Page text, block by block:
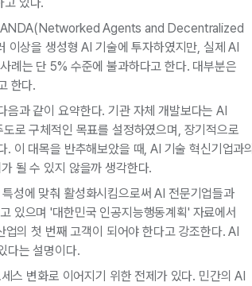
Agents and Decentralized
상을 생성형 AI 기술에 투자하였지만, 실제 AI
례는 단 5% 수준에 불과하다고 한다. 대부분은
한다.
과 같이 요약한다. 기관 자체 개발보다는 AI
로 구체적인 목표를 설정하였으며, 장기적으로
이 대목을 반추해보았을 때, AI 기술 혁신기업과의
될 수 있지 않을까 생각한다.
성에 맞춰 활성화시킴으로써 AI 전문기업들과
있으며 '대한민국 인공지능행동계획' 자료에서
의 첫 번째 고객이 되어야 한다고 강조한다. AI
다는 설명이다.
스 변화로 이어지기 위한 전제가 있다. 민간의 AI